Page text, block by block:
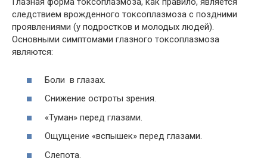
следствием врожденного токсоплазмоза с поздними
проявлениями (у подростков и молодых людей).
Основными симптомами глазного токсоплазмоза
являются:
Боли в глазах.
Снижение остроты зрения.
«Туман» перед глазами.
Ощущение «вспышек» перед глазами.
Слепота.